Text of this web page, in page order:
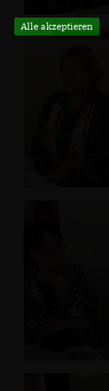
Alle akzeptieren